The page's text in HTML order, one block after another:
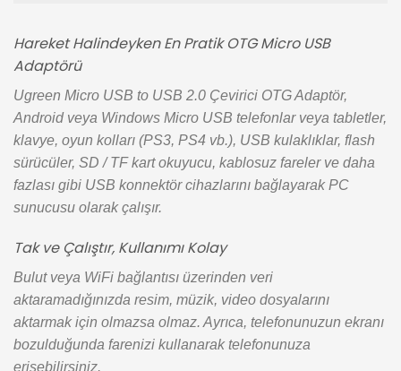
Hareket Halindeyken En Pratik OTG Micro USB
Adaptörü
Ugreen Micro USB to USB 2.0 Çevirici OTG Adaptör,
Android veya Windows Micro USB telefonlar veya tabletler,
klavye, oyun kolları (PS3, PS4 vb.), USB kulaklıklar, flash
sürücüler, SD / TF kart okuyucu, kablosuz fareler ve daha
fazlası gibi USB konnektör cihazlarını bağlayarak PC
sunucusu olarak çalışır.
Tak ve Çalıştır, Kullanımı Kolay
Bulut veya WiFi bağlantısı üzerinden veri
aktaramadığınızda resim, müzik, video dosyalarını
aktarmak için olmazsa olmaz. Ayrıca, telefonunuzun ekranı
bozulduğunda farenizi kullanarak telefonunuza
erişebilirsiniz.